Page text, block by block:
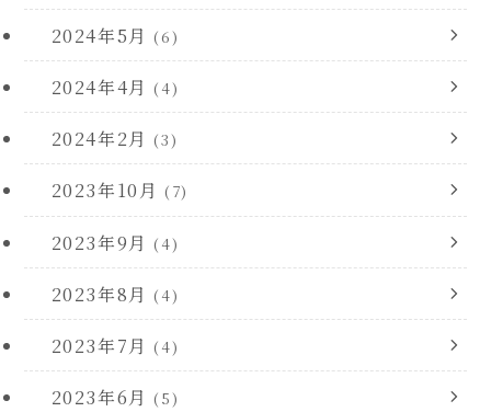
2024年5月 (6)
2024年4月 (4)
2024年2月 (3)
2023年10月 (7)
2023年9月 (4)
2023年8月 (4)
2023年7月 (4)
2023年6月 (5)